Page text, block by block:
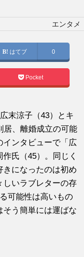
エンタメ
はてブ 0
Pocket
末涼子（43）とキ
居、離婚成立の可能
インタビューで「広
氏（45）。同じく
きになったのは初め
しいラブレターの存
可能性は高いもの
そう簡単には運ばな